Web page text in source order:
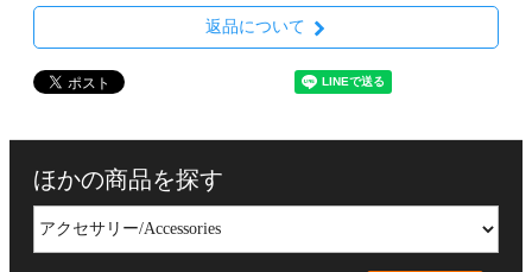
返品について
ほかの商品を探す